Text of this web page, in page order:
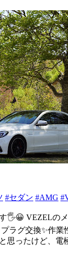
#セダン #AMG
🖐😀 VEZELの
ラグ交換✨作
思ったけど、電